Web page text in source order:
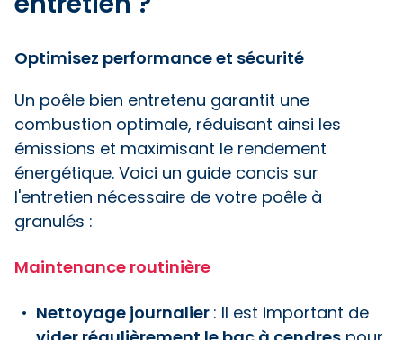
Optimisez performance et sécurité
Un poêle bien entretenu garantit une
combustion optimale, réduisant ainsi les
émissions et maximisant le rendement
énergétique. Voici un guide concis sur
l'entretien nécessaire de votre poêle à
granulés :
Maintenance routinière
Nettoyage journalier : Il est important de